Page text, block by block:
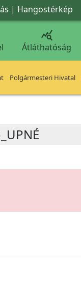
| Hangostérkép

Átláthatóság
Polgármesteri Hivatal